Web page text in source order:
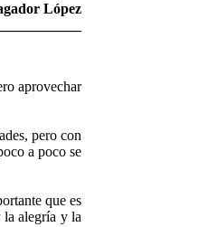
López
aprovechar
pero con
a poco se
que es
la alegría y la